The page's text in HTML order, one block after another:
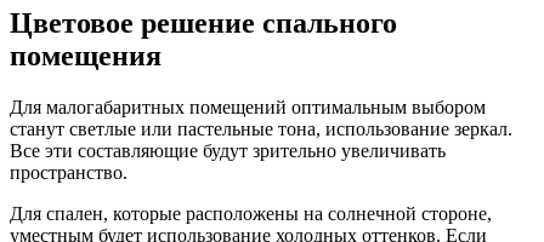
Цветовое решение спального
помещения
Для малогабаритных помещений оптимальным выбором
станут светлые или пастельные тона, использование зеркал.
Все эти составляющие будут зрительно увеличивать
пространство.
Для спален, которые расположены на солнечной стороне,
уместным будет использование холодных оттенков. Если